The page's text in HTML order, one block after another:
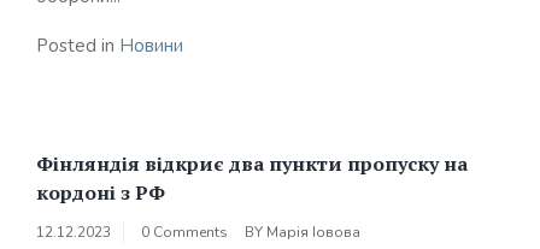
Posted in Новини
Фінляндія відкриє два пункти пропуску на
кордоні з РФ
12.12.2023 0 Comments BY Марія Іовова